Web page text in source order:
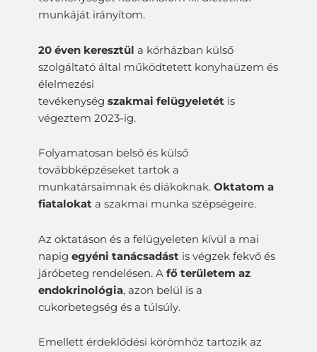
munkáját irányítom.
20 éven keresztül a kórházban külső
szolgáltató által működtetett konyhaüzem és
élelmezési
tevékenység szakmai felügyeletét is
végeztem 2023-ig.
Folyamatosan belső és külső
továbbképzéseket tartok a
munkatársaimnak és diákoknak. Oktatom a
fiatalokat a szakmai munka szépségeire.
Az oktatáson és a felügyeleten kívül a mai
napig egyéni tanácsadást is végzek fekvő és
járóbeteg rendelésen. A fő területem az
endokrinológia, azon belül is a
cukorbetegség és a túlsúly.
Emellett érdeklődési körömhöz tartozik az